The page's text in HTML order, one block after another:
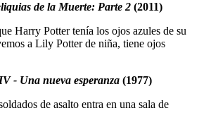
de la Muerte: Parte 2 (2011)
Harry Potter tenía los ojos azules de su
a Lily Potter de niña, tiene ojos
- Una nueva esperanza (1977)
de asalto entra en una sala de